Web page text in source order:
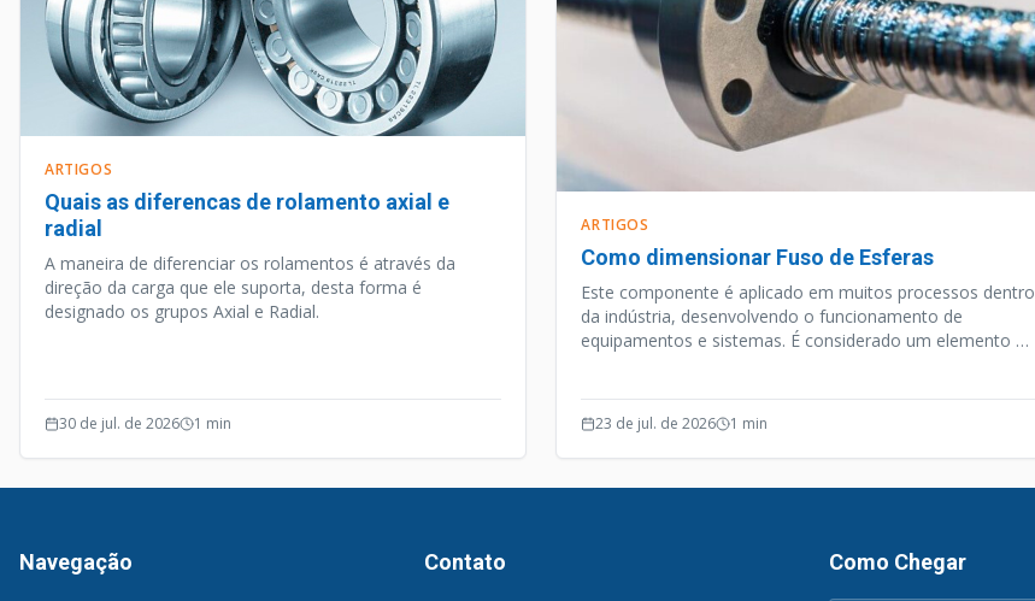
ARTIGOS
Quais as diferencas de rolamento axial e
radial
A maneira de diferenciar os rolamentos é através da
direção da carga que ele suporta, desta forma é
designado os grupos Axial e Radial.
30 de jul. de 2026 1 min
ARTIGOS
Como dimensionar Fuso de Esferas
Este componente é aplicado em muitos processos dentro
da indústria, desenvolvendo o funcionamento de
equipamentos e sistemas. É considerado um elemento de
23 de jul. de 2026 1 min
Navegação Contato Como Chegar